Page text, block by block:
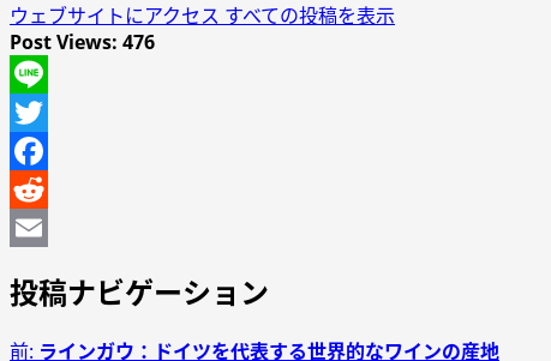
ウェブサイトにアクセス すべての投稿を表示
Post Views: 476
Line
Twitter
Facebook
Reddit
投稿ナビゲーション
前: ラインガウ：ドイツを代表する世界的なワインの産地